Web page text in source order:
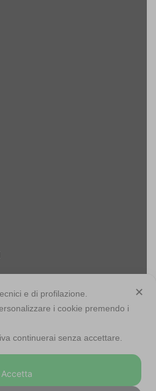
s.r.l. a socio unico
imprese di Roma e Partita
int. versato
✕
e di profilazione.
i cookie premendo i
continuerai senza accettare.
Accetta